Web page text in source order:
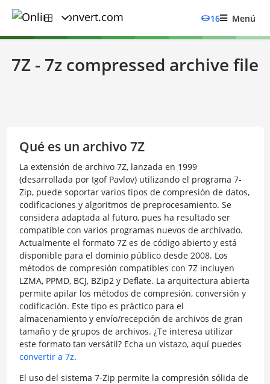
16 Menú
7Z - 7z compressed archive file
Qué es un archivo 7Z
La extensión de archivo 7Z, lanzada en 1999
(desarrollada por Igof Pavlov) utilizando el programa 7-
Zip, puede soportar varios tipos de compresión de datos,
codificaciones y algoritmos de preprocesamiento. Se
considera adaptada al futuro, pues ha resultado ser
compatible con varios programas nuevos de archivado.
Actualmente el formato 7Z es de código abierto y está
disponible para el dominio público desde 2008. Los
métodos de compresión compatibles con 7Z incluyen
LZMA, PPMD, BCJ, BZip2 y Deflate. La arquitectura abierta
permite apilar los métodos de compresión, conversión y
codificación. Este tipo es práctico para el
almacenamiento y envío/recepción de archivos de gran
tamaño y de grupos de archivos. ¿Te interesa utilizar
este formato tan versátil? Echa un vistazo, aquí puedes
convertir a 7z.
El uso del sistema 7-Zip permite la compresión sólida de